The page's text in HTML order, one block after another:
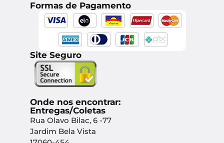
Formas de Pagamento
Site Seguro
Onde nos encontrar:
Entregas/Coletas
Rua Olavo Bilac, 6 -77
Jardim Bela Vista